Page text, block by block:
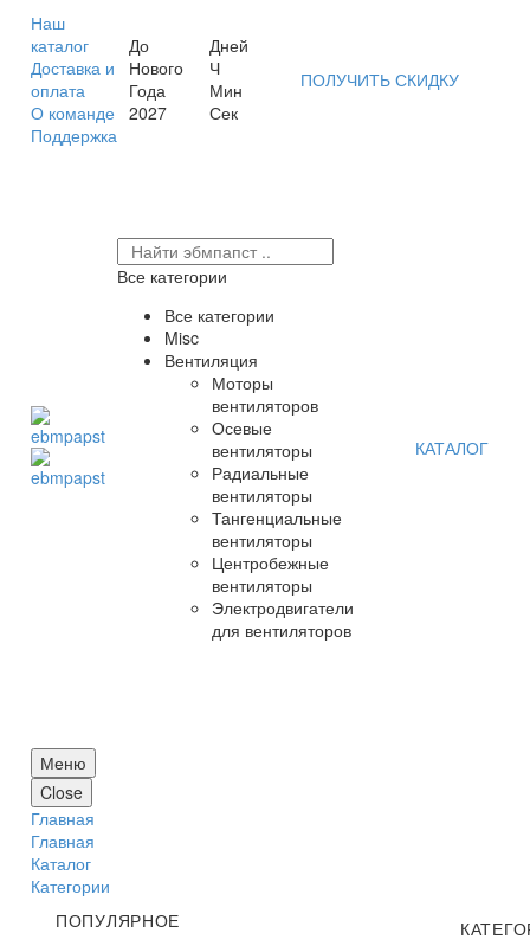
Наш
каталог
Доставка и
оплата
О команде
Поддержка
До
Нового
Года
2027
Дней
Ч
Мин
Сек
ПОЛУЧИТЬ СКИДКУ
Все категории
Все категории
Misc
Вентиляция
Моторы
вентиляторов
Осевые
вентиляторы
Радиальные
вентиляторы
Тангенциальные
вентиляторы
Центробежные
вентиляторы
Электродвигатели
для вентиляторов
КАТАЛОГ
Меню
Close
Главная
Главная
Каталог
Категории
ПОПУЛЯРНОЕ